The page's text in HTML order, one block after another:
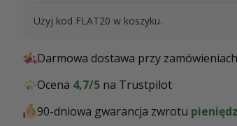
Użyj kod FLAT20 w koszyku.
Darmowa dostawa przy zamówieniach
Ocena 4,7/5 na Trustpilot
90-dniowa gwarancja zwrotu